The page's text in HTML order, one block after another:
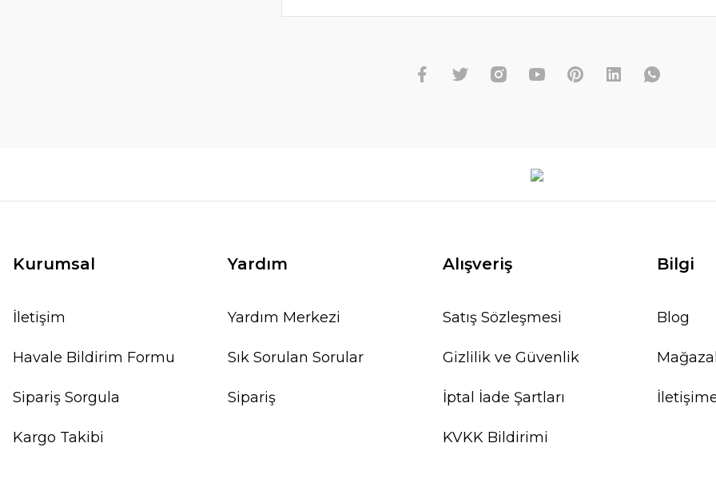
Kurumsal
İletişim
Havale Bildirim Formu
Sipariş Sorgula
Kargo Takibi
Yardım
Yardım Merkezi
Sık Sorulan Sorular
Sipariş
Alışveriş
Satış Sözleşmesi
Gizlilik ve Güvenlik
İptal İade Şartları
KVKK Bildirimi
Bilgi
Blog